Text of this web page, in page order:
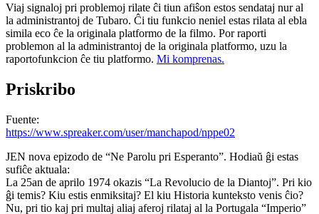
Viaj signaloj pri problemoj rilate ĉi tiun afiŝon estos sendataj nur al
la administrantoj de Tubaro. Ĉi tiu funkcio neniel estas rilata al ebla
simila eco ĉe la originala platformo de la filmo. Por raporti
problemon al la administrantoj de la originala platformo, uzu la
raportofunkcion ĉe tiu platformo. Mi komprenas.
Priskribo
Fuente:
https://www.spreaker.com/user/manchapod/nppe02
JEN nova epizodo de “Ne Parolu pri Esperanto”. Hodiaŭ ĝi estas
sufiĉe aktuala:
La 25an de aprilo 1974 okazis “La Revolucio de la Diantoj”. Pri kio
ĝi temis? Kiu estis enmiksitaj? El kiu Historia kunteksto venis ĉio?
Nu, pri tio kaj pri multaj aliaj aferoj rilataj al la Portugala “Imperio”